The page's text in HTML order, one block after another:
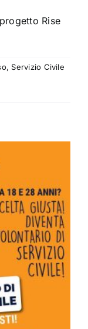
Rise
,Servizio Civile